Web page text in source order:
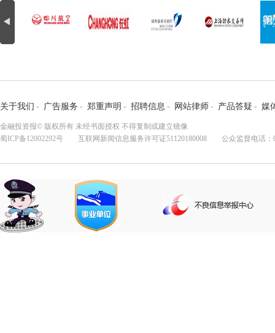
关于我们 - 广告服务 - 郑重声明 - 招聘信息 - 网站律师 - 产品答疑 - 媒
金融投资报© 版权所有 未经书面授权 不得复制或建立镜像
蜀ICP备12002292号 互联网新闻信息服务许可证51120180008 公众监督电话：